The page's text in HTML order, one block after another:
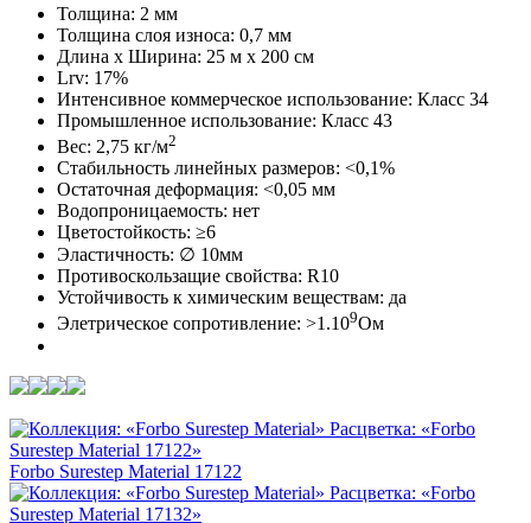
Толщина: 2 мм
Толщина слоя износа: 0,7 мм
Длина х Ширина: 25 м x 200 см
Lrv: 17%
Интенсивное коммерческое использование: Класс 34
Промышленное использование: Класс 43
Вес: 2,75 кг/м2
Стабильность линейных размеров: <0,1%
Остаточная деформация: <0,05 мм
Водопроницаемость: нет
Цветостойкость: ≥6
Эластичность: ∅ 10мм
Противоскользащие свойства: R10
Устойчивость к химическим веществам: да
Элетрическое сопротивление: >1.109Ом
Forbo Surestep Material 17122